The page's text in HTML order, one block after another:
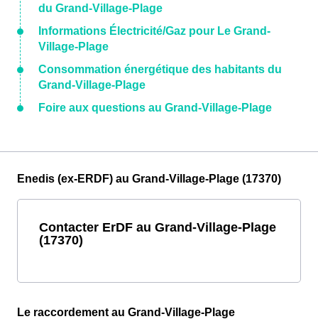
du Grand-Village-Plage
Informations Électricité/Gaz pour Le Grand-
Village-Plage
Consommation énergétique des habitants du
Grand-Village-Plage
Foire aux questions au Grand-Village-Plage
Enedis (ex-ERDF) au Grand-Village-Plage (17370)
Contacter ErDF au Grand-Village-Plage
(17370)
Le raccordement au Grand-Village-Plage